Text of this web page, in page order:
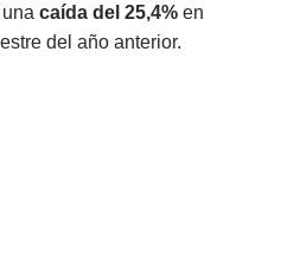
caída del 25,4% en
del año anterior.